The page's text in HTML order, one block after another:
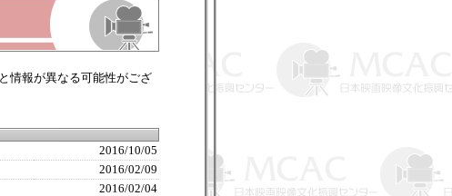
情報が異なる可能性がござ
2016/10/05
2016/02/09
2016/02/04